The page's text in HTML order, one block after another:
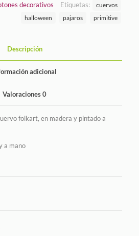
decorativos Etiquetas:
cuervos
halloween
pajaros primitive
Descripción
adicional
Valoraciones0
folkart, en madera y pintado a
a mano